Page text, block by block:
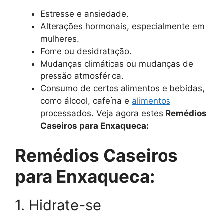
Estresse e ansiedade.
Alterações hormonais, especialmente em
mulheres.
Fome ou desidratação.
Mudanças climáticas ou mudanças de
pressão atmosférica.
Consumo de certos alimentos e bebidas,
como álcool, cafeína e alimentos
processados. Veja agora estes Remédios
Caseiros para Enxaqueca:
Remédios Caseiros
para Enxaqueca:
1. Hidrate-se